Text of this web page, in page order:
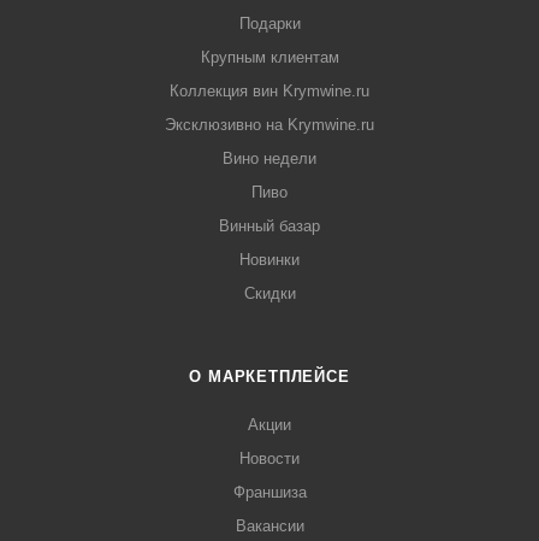
Подарки
Крупным клиентам
Коллекция вин Krymwine.ru
Эксклюзивно на Krymwine.ru
Вино недели
Пиво
Винный базар
Новинки
Скидки
О МАРКЕТПЛЕЙСЕ
Акции
Новости
Франшиза
Вакансии